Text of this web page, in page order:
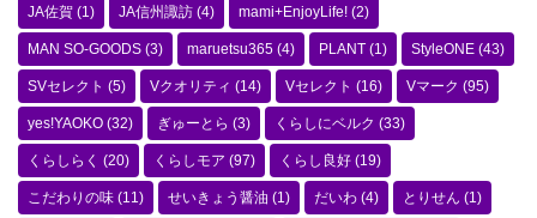
JA佐賀 (1) JA信州諏訪 (4) mami+EnjoyLife! (2)
MAN SO-GOODS (3) maruetsu365 (4) PLANT (1) StyleONE (43)
SVセレクト (5) Vクオリティ (14) Vセレクト (16) Vマーク (95)
yes!YAOKO (32) ぎゅーとら (3) くらしにベルク (33)
くらしらく (20) くらしモア (97) くらし良好 (19)
こだわりの味 (11) せいきょう醤油 (1) だいわ (4) とりせん (1)